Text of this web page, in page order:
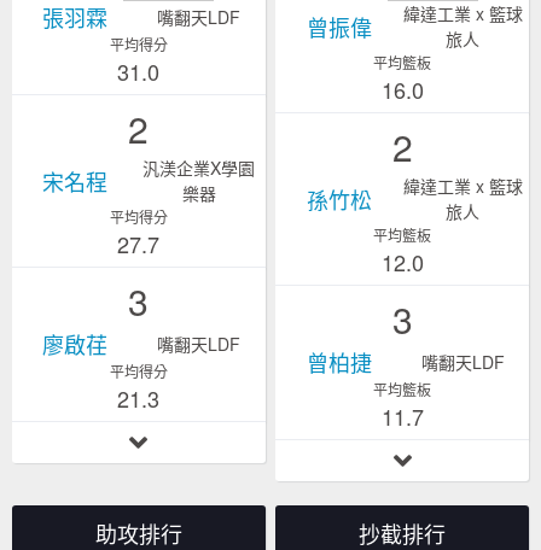
張羽霖 嘴翻天LDF
平均得分
31.0
2
宋名程
汎渼企業X學園
樂器
平均得分
27.7
3
廖啟荏 嘴翻天LDF
平均得分
21.3
曾振偉
緯達工業 x 籃球
旅人
平均籃板
16.0
2
孫竹松
緯達工業 x 籃球
旅人
平均籃板
12.0
3
曾柏捷 嘴翻天LDF
平均籃板
11.7
助攻排行 抄截排行